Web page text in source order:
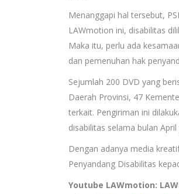
Menanggapi hal tersebut,
LAWmotion ini, disabilitas
Maka itu, perlu ada
dan pemenuhan hak
Sejumlah 200 DVD yang
Daerah Provinsi, 47
terkait. Pengiriman ini
disabilitas selama bulan
Dengan adanya media
Penyandang Disabilitas
Youtube LAWmotion: